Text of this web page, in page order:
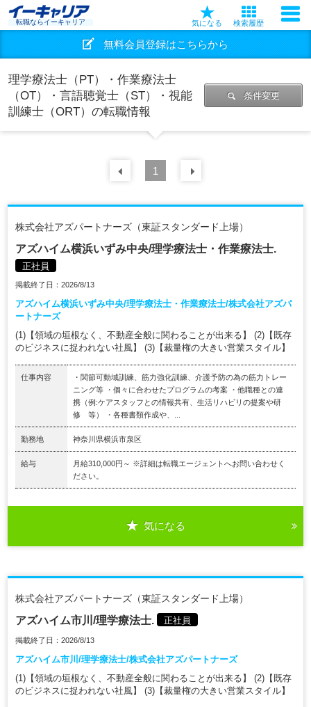
転職ならイーキャリア 気になる 検索履歴
無料会員登録はこちらから
理学療法士（PT）・作業療法士
（OT）・言語聴覚士（ST）・視能
訓練士（ORT）の転職情報
条件変更
前の 件
1
株式会社アズパートナーズ（東証スタンダード上場）
アズハイム横浜いずみ中央/理学療法士・作業療法士.
正社員
掲載終了日：2026/8/13
アズハイム横浜いずみ中央/理学療法士・作業療法士/株式会社アズパ
ートナーズ
(1)【領域の垣根なく、不動産全般に関わることが出来る】 (2)【既存
のビジネスに捉われない社風】 (3)【裁量権の大きい営業スタイル】
仕事内容
・関節可動域訓練、筋力強化訓練、介護予防の為の筋力トレー
ニング等 ・個々に合わせたプログラムの考案 ・他職種との連
携（例:ケアスタッフとの情報共有、生活リハビリの提案や研
修 等） ・各種書類作成や、...
勤務地 神奈川県横浜市泉区
給与
月給310,000円～ ※詳細は転職エージェントへお問い合わせく
ださい。
気になる
株式会社アズパートナーズ（東証スタンダード上場）
アズハイム市川/理学療法士. 正社員
掲載終了日：2026/8/13
アズハイム市川/理学療法士/株式会社アズパートナーズ
(1)【領域の垣根なく、不動産全般に関わることが出来る】 (2)【既存
のビジネスに捉われない社風】 (3)【裁量権の大きい営業スタイル】